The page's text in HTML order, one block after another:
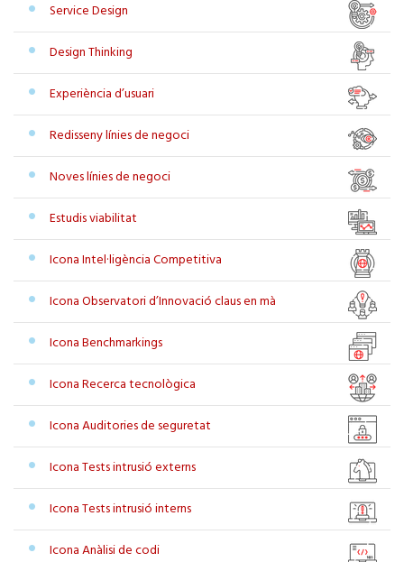
Service Design
Design Thinking
Experiència d’usuari
Redisseny línies de negoci
Noves línies de negoci
Estudis viabilitat
Icona Intel·ligència Competitiva
Icona Observatori d’Innovació claus en mà
Icona Benchmarkings
Icona Recerca tecnològica
Icona Auditories de seguretat
Icona Tests intrusió externs
Icona Tests intrusió interns
Icona Anàlisi de codi